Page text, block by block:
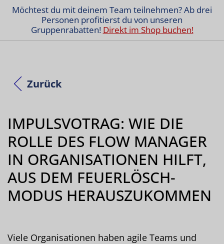
Möchtest du mit deinem Team teilnehmen? Ab drei
Personen profitierst du von unseren
Gruppenrabatten! Direkt im Shop buchen!
Zurück
IMPULSVOTRAG: WIE DIE
ROLLE DES FLOW MANAGER
IN ORGANISATIONEN HILFT,
AUS DEM FEUERLÖSCH-
MODUS HERAUSZUKOMMEN
Viele Organisationen haben agile Teams und